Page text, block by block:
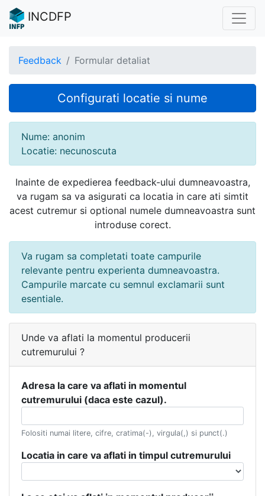
INCDFP
Feedback Formular detaliat
Configurati locatie si nume
Nume: anonim
Locatie: necunoscuta
Inainte de expedierea feedback-ului dumneavoastra,
va rugam sa va asigurati ca locatia in care ati simtit
acest cutremur si optional numele dumneavoastra sunt
introduse corect.
Va rugam sa completati toate campurile
relevante pentru experienta dumneavoastra.
Campurile marcate cu semnul exclamarii sunt
esentiale.
Unde va aflati la momentul producerii
cutremurului ?
Adresa la care va aflati in momentul
cutremurului (daca este cazul).
Folositi numai litere, cifre, cratima(-), virgula(,) si punct(.)
Locatia in care va aflati in timpul cutremurului